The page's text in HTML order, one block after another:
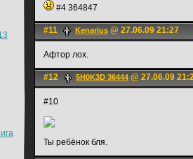
#4 364847
#11 Kenarius @ 27.06.09 21:27
Афтор лох.
#12 5H0K3D 36444 @ 27.06.09
#10
Ты ребёнок бля.